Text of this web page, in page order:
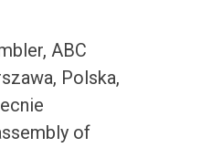
ABC
Polska,
of